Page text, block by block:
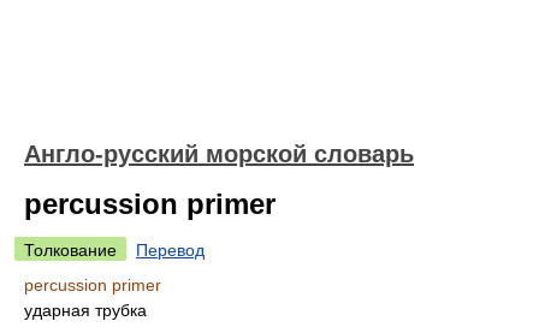
Англо-русский морской словарь
percussion primer
Толкование
Перевод
percussion primer
ударная трубка